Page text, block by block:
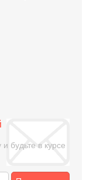
будьте в курсе